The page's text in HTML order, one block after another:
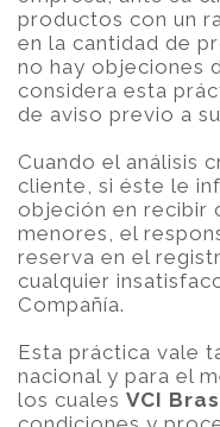
productos con un
en la cantidad de
no hay objeciones
considera esta
de aviso previo a
Cuando el análisis
cliente, si éste le
objeción en recibir
menores, el
reserva en el
cualquier
Compañía.
Esta práctica vale
nacional y para el
los cuales VCI